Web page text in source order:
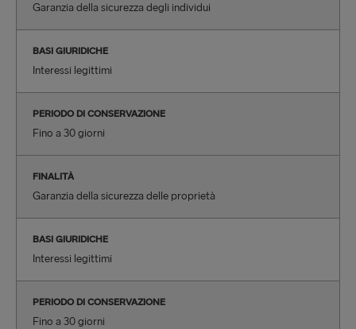
Garanzia della sicurezza degli individui
BASI GIURIDICHE
Interessi legittimi
PERIODO DI CONSERVAZIONE
Fino a 30 giorni
FINALITÀ
Garanzia della sicurezza delle proprietà
BASI GIURIDICHE
Interessi legittimi
PERIODO DI CONSERVAZIONE
Fino a 30 giorni